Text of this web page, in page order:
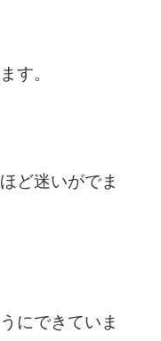
す。
ど迷いがでま
にできていま